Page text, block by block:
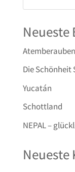
Neueste
Die Schönheit
Yucatán
Schottland
NEPAL –